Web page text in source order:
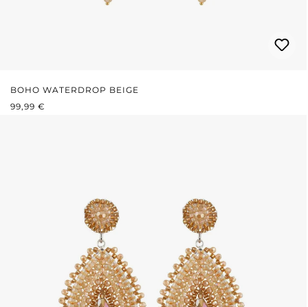
BOHO WATERDROP BEIGE
PREZZO NORMALE:
99,99 €